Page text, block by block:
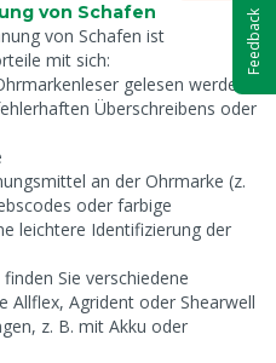
von Schafen
von Schafen ist
mit sich:
gelesen werden,
Überschreibens oder
an der Ohrmarke (z.
oder farbige
leichtere Identifizierung der
Sie verschiedene
Allflex, Agrident oder Shearwell
z. B. mit Akku oder
Feedback